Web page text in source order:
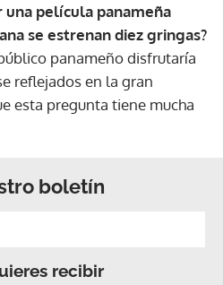
una película panameña
se estrenan diez gringas?
panameño disfrutaría
reflejados en la gran
esta pregunta tiene mucha
boletín
recibir